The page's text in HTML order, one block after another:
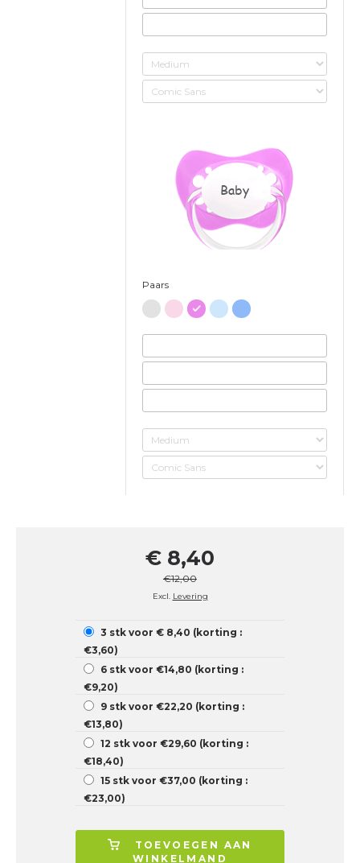
Baby
Paars
€ 8,40
€12,00
Excl. Levering
3 stk voor € 8,40 (korting :
€3,60)
6 stk voor €14,80 (korting :
€9,20)
9 stk voor €22,20 (korting :
€13,80)
12 stk voor €29,60 (korting :
€18,40)
15 stk voor €37,00 (korting :
€23,00)
TOEVOEGEN AAN
WINKELMAND